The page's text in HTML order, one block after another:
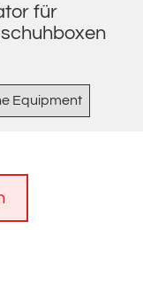
für
Equipment